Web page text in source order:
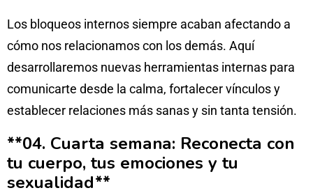
Los bloqueos internos siempre acaban afectando a
cómo nos relacionamos con los demás. Aquí
desarrollaremos nuevas herramientas internas para
comunicarte desde la calma, fortalecer vínculos y
establecer relaciones más sanas y sin tanta tensión.
**04. Cuarta semana: Reconecta con
tu cuerpo, tus emociones y tu
sexualidad**